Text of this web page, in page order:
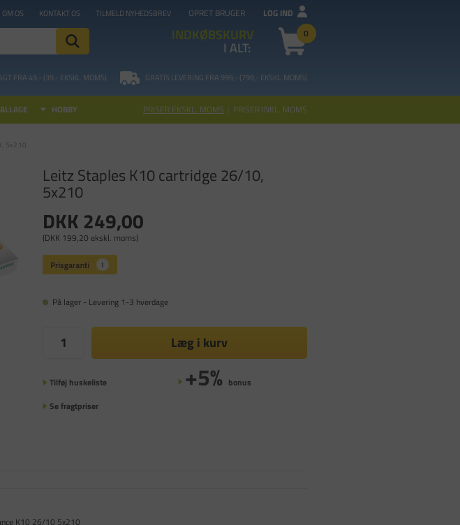
OM OS KONTAKT OS TILMELD NYHEDSBREV OPRET BRUGER LOG IND
INDKØBSKURV 0
I ALT:
FRA 49,- (39,- EKSKL. MOMS) GRATIS LEVERING FRA 999,- (799,- EKSKL. MOMS)
HOBBY PRISER EKSKL. MOMS | PRISER INKL. MOMS
5x210
Leitz Staples K10 cartridge 26/10,
5x210
DKK 249,00
(DKK 199,20 ekskl. moms)
På lager - Levering 1-3 hverdage
Læg i kurv
Tilføj huskeliste +5% bonus
Se fragtpriser
K10 26/10 5x210